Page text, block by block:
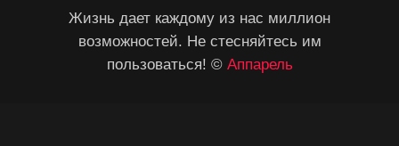
Жизнь дает каждому из нас миллион
возможностей. Не стесняйтесь им
пользоваться! © Аппарель